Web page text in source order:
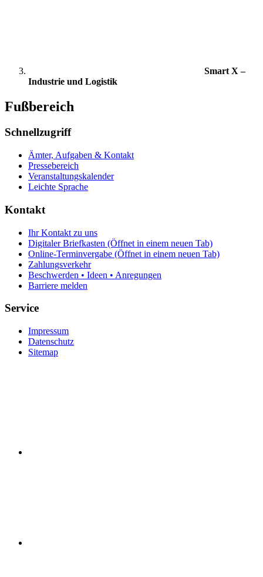
Smart X –
Industrie und Logistik
Fußbereich
Schnellzugriff
Ämter, Aufgaben & Kontakt
Pressebereich
Veranstaltungskalender
Leichte Sprache
Kontakt
Ihr Kontakt zu uns
Digitaler Briefkasten (Öffnet in einem neuen Tab)
Online-Terminvergabe (Öffnet in einem neuen Tab)
Zahlungsverkehr
Beschwerden • Ideen • Anregungen
Barriere melden
Service
Impressum
Datenschutz
Sitemap